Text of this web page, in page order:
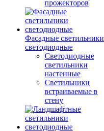
прожекторов
Фасадные светильники
светодиодные
Светодиодные
светильники
настенные
Светильники
встраиваемые в
стену